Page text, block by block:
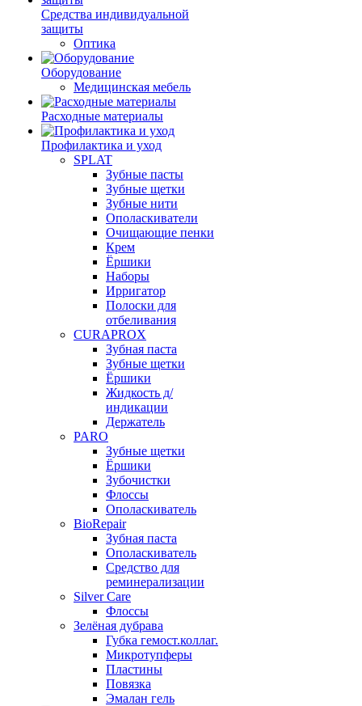
Средства индивидуальной
защиты
Оптика
Оборудование
Медицинская мебель
Расходные материалы
Профилактика и уход
SPLAT
Зубные пасты
Зубные щетки
Зубные нити
Ополаскиватели
Очищающие пенки
Крем
Ёршики
Наборы
Ирригатор
Полоски для
отбеливания
CURAPROX
Зубная паста
Зубные щетки
Ёршики
Жидкость д/
индикации
Держатель
PARO
Зубные щетки
Ёршики
Зубочистки
Флоссы
Ополаскиватель
BioRepair
Зубная паста
Ополаскиватель
Средство для
реминерализации
Silver Care
Флоссы
Зелёная дубрава
Губка гемост.коллаг.
Микротупферы
Пластины
Повязка
Эмалан гель